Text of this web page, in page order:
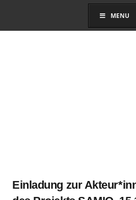
MENU
Einladung zur